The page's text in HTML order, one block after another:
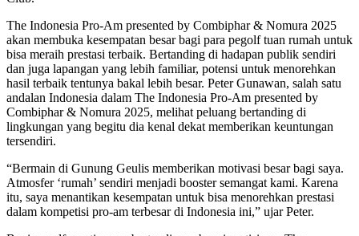
The Indonesia Pro-Am presented by Combiphar & Nomura 2025
akan membuka kesempatan besar bagi para pegolf tuan rumah untuk
bisa meraih prestasi terbaik. Bertanding di hadapan publik sendiri
dan juga lapangan yang lebih familiar, potensi untuk menorehkan
hasil terbaik tentunya bakal lebih besar. Peter Gunawan, salah satu
andalan Indonesia dalam The Indonesia Pro-Am presented by
Combiphar & Nomura 2025, melihat peluang bertanding di
lingkungan yang begitu dia kenal dekat memberikan keuntungan
tersendiri.
“Bermain di Gunung Geulis memberikan motivasi besar bagi saya.
Atmosfer ‘rumah’ sendiri menjadi booster semangat kami. Karena
itu, saya menantikan kesempatan untuk bisa menorehkan prestasi
dalam kompetisi pro-am terbesar di Indonesia ini,” ujar Peter.